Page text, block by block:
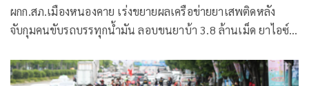
ผกก.สภ.เมืองหนองคาย เร่งขยายผลเครือข่ายยาเสพติดหลัง
จับกุมคนขับรถบรรทุกน้ำมัน ลอบขนยาบ้า 3.8 ล้านเม็ด ยาไอซ์